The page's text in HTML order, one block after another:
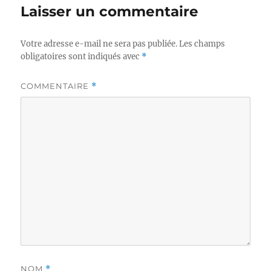
Laisser un commentaire
Votre adresse e-mail ne sera pas publiée. Les champs
obligatoires sont indiqués avec *
COMMENTAIRE *
NOM